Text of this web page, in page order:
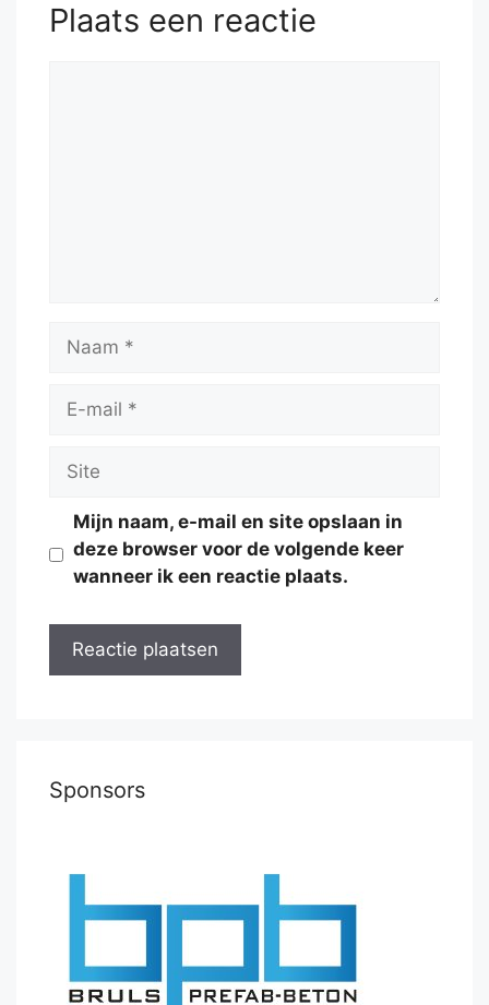
Plaats een reactie
Naam
Site
Mijn naam, e-mail en site opslaan in
deze browser voor de volgende keer
wanneer ik een reactie plaats.
Sponsors